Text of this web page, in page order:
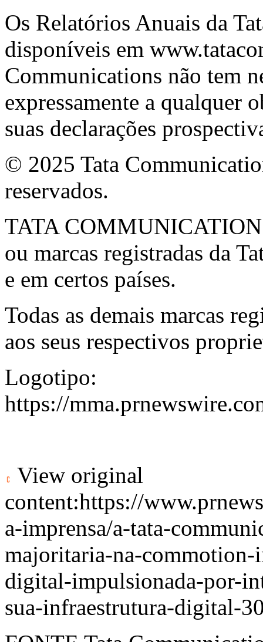
Os Relatórios Anuais da
disponíveis em
Communications não tem
expressamente a qualquer
suas declarações
© 2025 Tata
reservados.
TATA
ou marcas registradas da
e em certos países.
Todas as demais marcas
aos seus respectivos
Logotipo:
https://
View original
content:https://
a-imprensa/a-tata-
majoritaria-na-commotion-
digital-impulsionada-por-
sua-infraestrutura-digital-